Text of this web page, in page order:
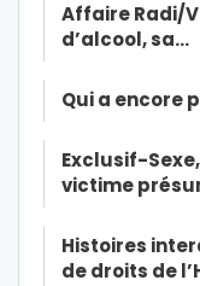
Affaire Radi/
d’alcool, sa…
Qui a encore
Exclusif-
victime
Histoires
de droits de